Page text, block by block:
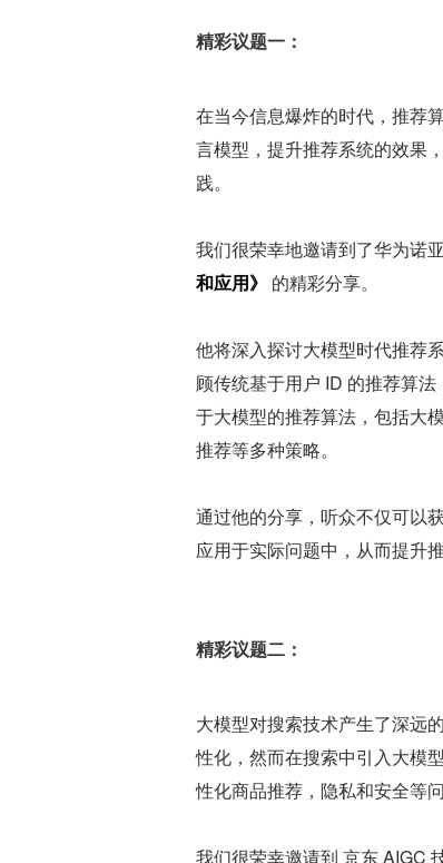
精彩议题一：
在当今信息爆炸的时代，推荐
言模型，提升推荐系统的效果
践。
我们很荣幸地邀请到了华为诺
和应用》 的精彩分享。
他将深入探讨大模型时代推荐
顾传统基于用户 ID 的推荐算
于大模型的推荐算法，包括大
推荐等多种策略。
通过他的分享，听众不仅可以
应用于实际问题中，从而提升
精彩议题二：
大模型对搜索技术产生了深远
性化，然而在搜索中引入大模
性化商品推荐，隐私和安全等问
我们很荣幸邀请到 京东 AIGC